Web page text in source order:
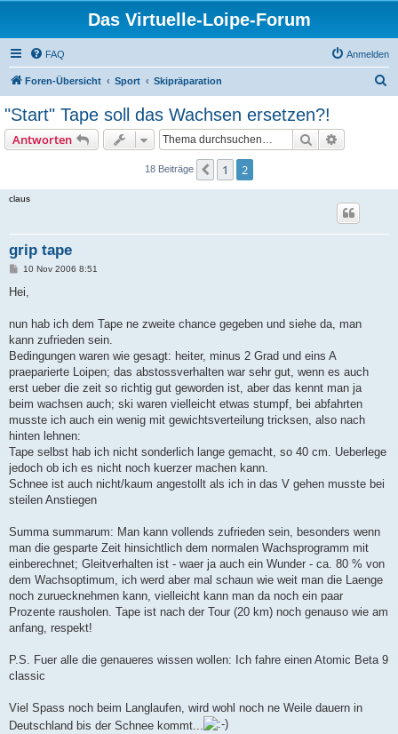
Das Virtuelle-Loipe-Forum
FAQ Anmelden
Foren-Übersicht Sport Skipräparation
"Start" Tape soll das Wachsen ersetzen?!
Antworten Suche
18 Beiträge Vorherige
1 2
claus
grip tape
B
i
a
10 Nov 2006 8:51
Hei,
nun hab ich dem Tape ne zweite chance gegeben und siehe da, man
kann zufrieden sein.
Bedingungen waren wie gesagt: heiter, minus 2 Grad und eins A
praeparierte Loipen; das abstossverhalten war sehr gut, wenn es auch
erst ueber die zeit so richtig gut geworden ist, aber das kennt man ja
beim wachsen auch; ski waren vielleicht etwas stumpf, bei abfahrten
musste ich auch ein wenig mit gewichtsverteilung tricksen, also nach
hinten lehnen:
Tape selbst hab ich nicht sonderlich lange gemacht, so 40 cm. Ueberlege
jedoch ob ich es nicht noch kuerzer machen kann.
Schnee ist auch nicht/kaum angestollt als ich in das V gehen musste bei
steilen Anstiegen
Summa summarum: Man kann vollends zufrieden sein, besonders wenn
man die gesparte Zeit hinsichtlich dem normalen Wachsprogramm mit
einberechnet; Gleitverhalten ist - waer ja auch ein Wunder - ca. 80 % von
dem Wachsoptimum, ich werd aber mal schaun wie weit man die Laenge
noch zuruecknehmen kann, vielleicht kann man da noch ein paar
Prozente rausholen. Tape ist nach der Tour (20 km) noch genauso wie am
anfang, respekt!
P.S. Fuer alle die genaueres wissen wollen: Ich fahre einen Atomic Beta 9
classic
Viel Spass noch beim Langlaufen, wird wohl noch ne Weile dauern in
Deutschland bis der Schnee kommt...